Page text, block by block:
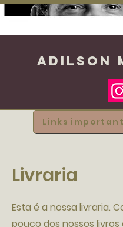
ADILSON
Links
Livraria
Esta é a nossa livraria.
pouco dos nossos livros